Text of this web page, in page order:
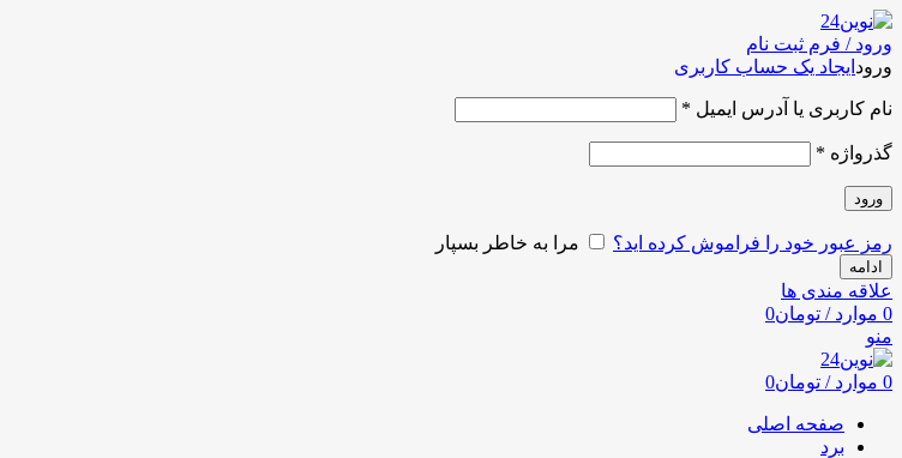
ورود / فرم ثبت نام
ورود ایجاد یک حساب کاربری
نام کاربری یا آدرس ایمیل *
گذرواژه *
ورود
رمز عبور خود را فراموش کرده اید؟ مرا به خاطر بسپار
ادامه
علاقه مندی ها
0 موارد / تومان0
منو
0 موارد / تومان0
صفحه اصلی
برد